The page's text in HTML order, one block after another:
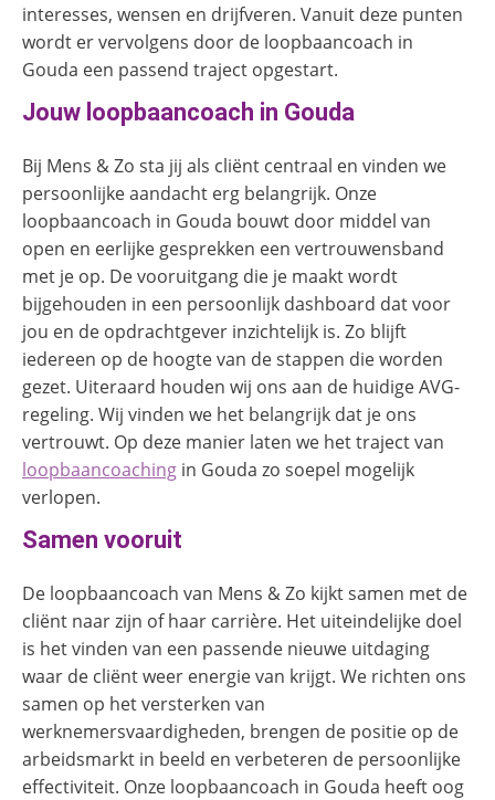
interesses, wensen en drijfveren. Vanuit deze punten
wordt er vervolgens door de loopbaancoach in
Gouda een passend traject opgestart.
Jouw loopbaancoach in Gouda
Bij Mens & Zo sta jij als cliënt centraal en vinden we
persoonlijke aandacht erg belangrijk. Onze
loopbaancoach in Gouda bouwt door middel van
open en eerlijke gesprekken een vertrouwensband
met je op. De vooruitgang die je maakt wordt
bijgehouden in een persoonlijk dashboard dat voor
jou en de opdrachtgever inzichtelijk is. Zo blijft
iedereen op de hoogte van de stappen die worden
gezet. Uiteraard houden wij ons aan de huidige AVG-
regeling. Wij vinden we het belangrijk dat je ons
vertrouwt. Op deze manier laten we het traject van
loopbaancoaching in Gouda zo soepel mogelijk
verlopen.
Samen vooruit
De loopbaancoach van Mens & Zo kijkt samen met de
cliënt naar zijn of haar carrière. Het uiteindelijke doel
is het vinden van een passende nieuwe uitdaging
waar de cliënt weer energie van krijgt. We richten ons
samen op het versterken van
werknemersvaardigheden, brengen de positie op de
arbeidsmarkt in beeld en verbeteren de persoonlijke
effectiviteit. Onze loopbaancoach in Gouda heeft oog